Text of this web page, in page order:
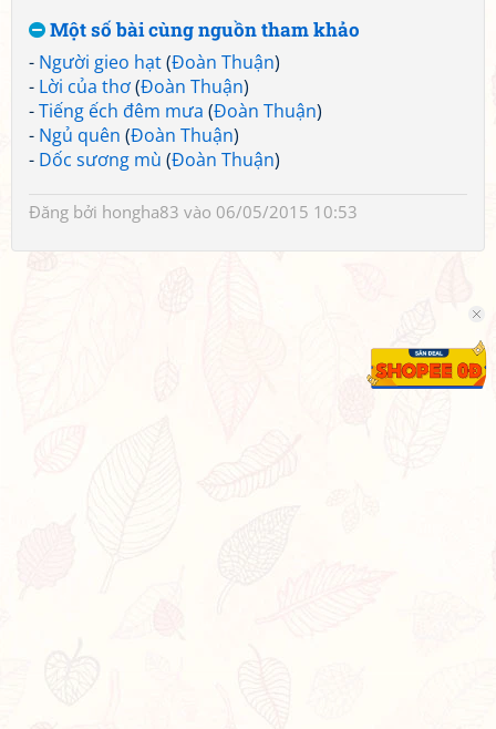
Một số bài cùng nguồn tham khảo
- Người gieo hạt(Đoàn Thuận)
- Lời của thơ(Đoàn Thuận)
-Tiếng ếch đêm mưa (Đoàn Thuận)
- Ngủ quên (Đoàn Thuận)
- Dốc sương mù (Đoàn Thuận)
Đăng bởi hongha83 vào 06/05/2015 10:53